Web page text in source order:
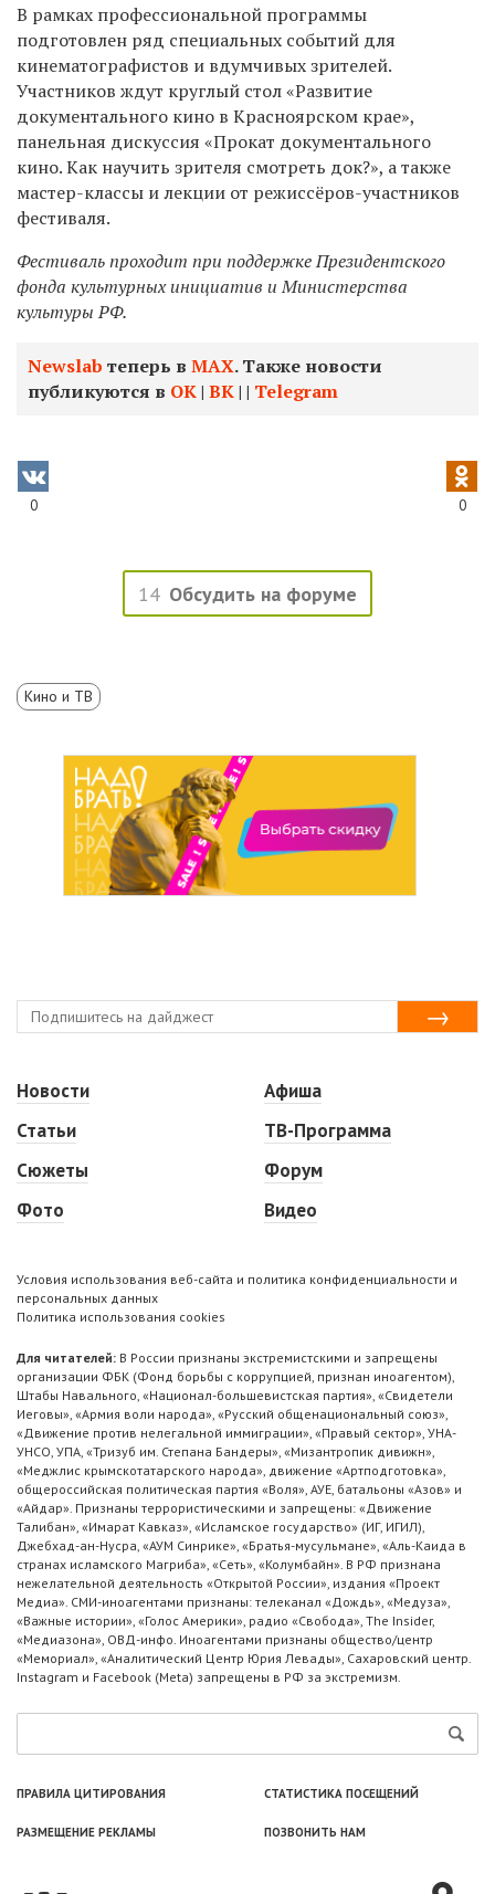
В рамках профессиональной программы
подготовлен ряд специальных событий для
кинематографистов и вдумчивых зрителей.
Участников ждут круглый стол «Развитие
документального кино в Красноярском крае»,
панельная дискуссия «Прокат документального
кино. Как научить зрителя смотреть док?», а также
мастер-классы и лекции от режиссёров-участников
фестиваля.
Фестиваль проходит при поддержке Президентского
фонда культурных инициатив и Министерства
культуры РФ.
Newslab теперь в МАХ. Также новости
публикуются в ОК| ВК| | Telegram
0 0
14 Обсудить на форуме
Кино и ТВ
Новости
Статьи
Сюжеты
Фото
Афиша
ТВ-Программа
Форум
Видео
Условия использования веб-сайта и политика конфиденциальности и
персональных данных
Политика использования cookies
Для читателей: В России признаны экстремистскими и запрещены
организации ФБК (Фонд борьбы с коррупцией, признан иноагентом),
Штабы Навального, «Национал-большевистская партия», «Свидетели
Иеговы», «Армия воли народа», «Русский общенациональный союз»,
«Движение против нелегальной иммиграции», «Правый сектор», УНА-
УНСО, УПА, «Тризуб им. Степана Бандеры», «Мизантропик дивижн»,
«Меджлис крымскотатарского народа», движение «Артподготовка»,
общероссийская политическая партия «Воля», АУЕ, батальоны «Азов» и
«Айдар». Признаны террористическими и запрещены: «Движение
Талибан», «Имарат Кавказ», «Исламское государство» (ИГ, ИГИЛ),
Джебхад-ан-Нусра, «АУМ Синрике», «Братья-мусульмане», «Аль-Каида в
странах исламского Магриба», «Сеть», «Колумбайн». В РФ признана
нежелательной деятельность «Открытой России», издания «Проект
Медиа». СМИ-иноагентами признаны: телеканал «Дождь», «Медуза»,
«Важные истории», «Голос Америки», радио «Свобода», The Insider,
«Медиазона», ОВД-инфо. Иноагентами признаны общество/центр
«Мемориал», «Аналитический Центр Юрия Левады», Сахаровский центр.
Instagram и Facebook (Metа) запрещены в РФ за экстремизм.
ПРАВИЛА ЦИТИРОВАНИЯ СТАТИСТИКА ПОСЕЩЕНИЙ
РАЗМЕЩЕНИЕ РЕКЛАМЫ ПОЗВОНИТЬ НАМ